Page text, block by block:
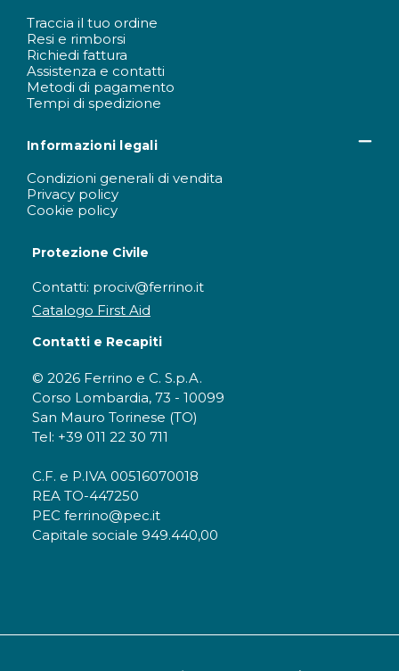
Traccia il tuo ordine
Resi e rimborsi
Richiedi fattura
Assistenza e contatti
Metodi di pagamento
Tempi di spedizione
Informazioni legali
Condizioni generali di vendita
Privacy policy
Cookie policy
Protezione Civile
Contatti: prociv@ferrino.it
Catalogo First Aid
Contatti e Recapiti
© 2026 Ferrino e C. S.p.A.
Corso Lombardia, 73 - 10099
San Mauro Torinese (TO)
Tel: +39 011 22 30 711
C.F. e P.IVA 00516070018
REA TO-447250
PEC ferrino@pec.it
Capitale sociale 949.440,00